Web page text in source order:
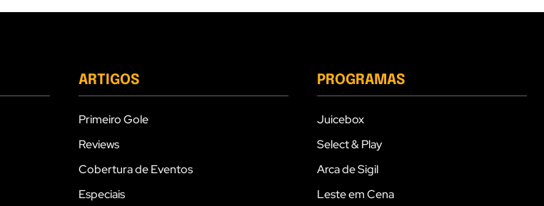
ARTIGOS
Primeiro Gole
Reviews
Cobertura de Eventos
Especiais
PROGRAMAS
Juicebox
Select & Play
Arca de Sigil
Leste em Cena